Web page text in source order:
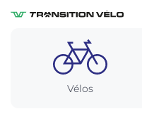
Vélos